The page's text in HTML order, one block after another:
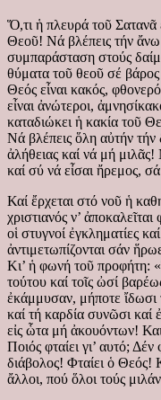
Ὅ,τι ἡ πλευρά τοῦ Σατανᾶ
Θεοῦ! Νά βλέπεις τήν
συμπαράσταση στούς
θύματα τοῦ θεοῦ σέ βάρος
Θεός εἶναι κακός,
εἶναι ἀνώτεροι,
καταδιώκει ἡ κακία τοῦ
Νά βλέπεις ὅλη αὐτήν τήν
ἀλήθειας καί νά μή
καί σύ νά εἶσαι ἤρεμος,
Καί ἔρχεται στό νοῦ ἡ
χριστιανός ν’
οἱ στυγνοί ἐγκληματίες
ἀντιμετωπίζονται σάν
Κι’ ἡ φωνή τοῦ προφήτη:
τούτου καί τοῖς ὠσί
ἐκάμμυσαν, μήποτε ἴδωσι
καί τή καρδία συνῶσι καί
εἰς ὧτα μή ἀκουόντων!
Ποιός φταίει γι’ αυτό;
διάβολος! Φταίει ὁ Θεός!
ἄλλοι, πού ὅλοι τούς